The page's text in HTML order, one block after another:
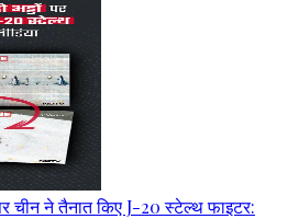
चीन ने तैनात किए J-20 स्टेल्थ फाइटर: